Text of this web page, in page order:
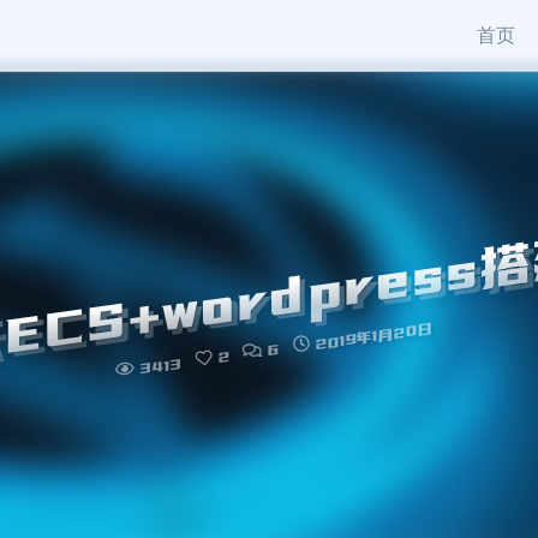
首页
3413 2 6 2019年1月20日